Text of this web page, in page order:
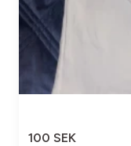
100 SEK